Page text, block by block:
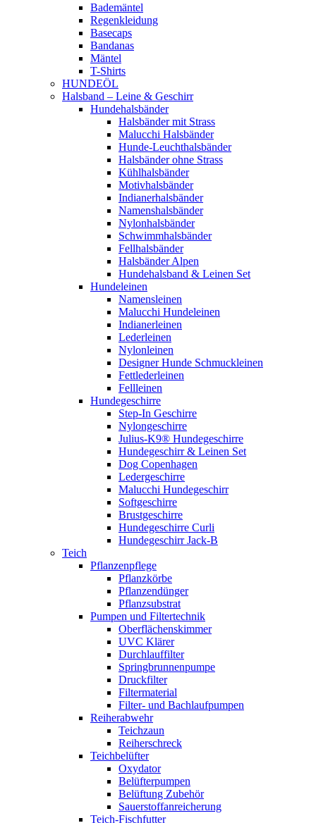
Bademäntel
Regenkleidung
Basecaps
Bandanas
Mäntel
T-Shirts
HUNDEÖL
Halsband – Leine & Geschirr
Hundehalsbänder
Halsbänder mit Strass
Malucchi Halsbänder
Hunde-Leuchthalsbänder
Halsbänder ohne Strass
Kühlhalsbänder
Motivhalsbänder
Indianerhalsbänder
Namenshalsbänder
Nylonhalsbänder
Schwimmhalsbänder
Fellhalsbänder
Halsbänder Alpen
Hundehalsband & Leinen Set
Hundeleinen
Namensleinen
Malucchi Hundeleinen
Indianerleinen
Lederleinen
Nylonleinen
Designer Hunde Schmuckleinen
Fettlederleinen
Fellleinen
Hundegeschirre
Step-In Geschirre
Nylongeschirre
Julius-K9® Hundegeschirre
Hundegeschirr & Leinen Set
Dog Copenhagen
Ledergeschirre
Malucchi Hundegeschirr
Softgeschirre
Brustgeschirre
Hundegeschirre Curli
Hundegeschirr Jack-B
Teich
Pflanzenpflege
Pflanzkörbe
Pflanzendünger
Pflanzsubstrat
Pumpen und Filtertechnik
Oberflächenskimmer
UVC Klärer
Durchlauffilter
Springbrunnenpumpe
Druckfilter
Filtermaterial
Filter- und Bachlaufpumpen
Reiherabwehr
Teichzaun
Reiherschreck
Teichbelüfter
Oxydator
Belüfterpumpen
Belüftung Zubehör
Sauerstoffanreicherung
Teich-Fischfutter